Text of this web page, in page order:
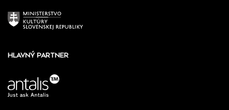
HLAVNÝ PARTNER